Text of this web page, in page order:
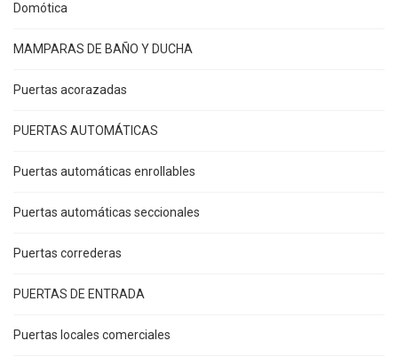
Domótica
MAMPARAS DE BAÑO Y DUCHA
Puertas acorazadas
PUERTAS AUTOMÁTICAS
Puertas automáticas enrollables
Puertas automáticas seccionales
Puertas correderas
PUERTAS DE ENTRADA
Puertas locales comerciales